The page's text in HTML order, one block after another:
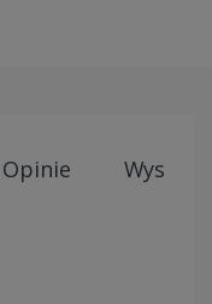
Opinie Wysyłki